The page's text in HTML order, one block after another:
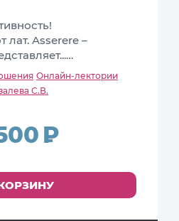
лат. Asserere –
Онлайн-лектории
С.В.